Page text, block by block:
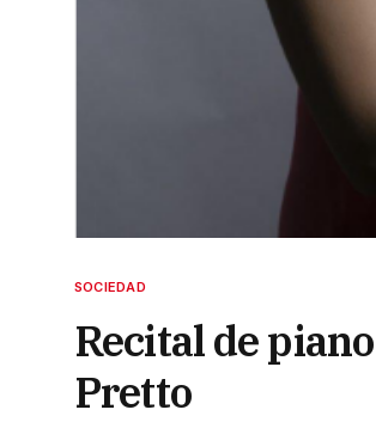
SOCIEDAD
Recital de
Pretto